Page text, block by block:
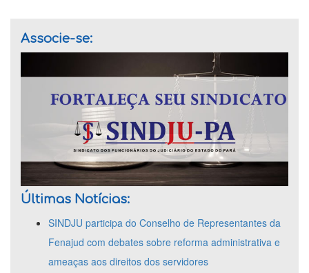
Associe-se:
Últimas Notícias:
SINDJU participa do Conselho de Representantes da
Fenajud com debates sobre reforma administrativa e
ameaças aos direitos dos servidores